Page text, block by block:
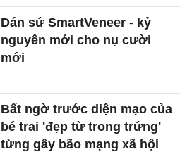
Dán sứ SmartVeneer - kỷ
nguyên mới cho nụ cười
mới
Bất ngờ trước diện mạo của
bé trai 'đẹp từ trong trứng'
từng gây bão mạng xã hội